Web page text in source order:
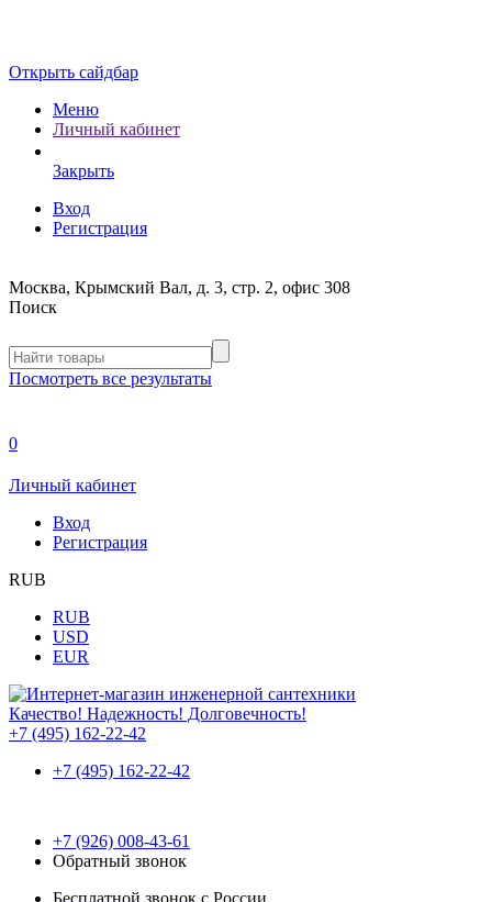
Открыть сайдбар
Меню
Личный кабинет
Закрыть
Вход
Регистрация
Москва, Крымский Вал, д. 3, стр. 2, офис 308
Поиск
Посмотреть все результаты
0
Личный кабинет
Вход
Регистрация
RUB
RUB
USD
EUR
Качество! Надежность! Долговечность!
+7 (495) 162-22-42
+7 (495) 162-22-42
+7 (926) 008-43-61
Обратный звонок
Бесплатной звонок с России